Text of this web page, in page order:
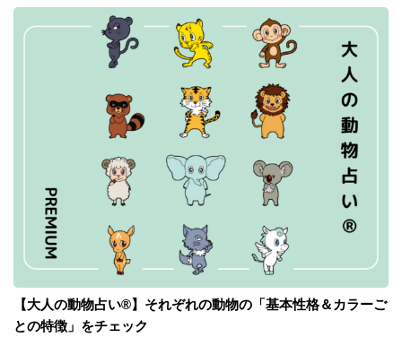
【大人の動物占い®】それぞれの動物の「基本性格＆カラーご
との特徴」をチェック